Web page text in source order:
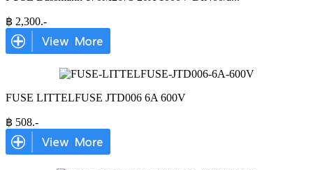
฿ 2,300.-
FUSE LITTELFUSE JTD006 6A 600V
฿ 508.-